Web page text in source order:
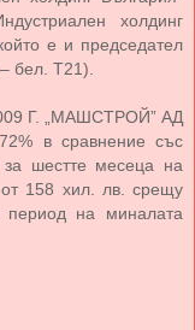
холдинг
е и председател
бел. Т21).
Г. „МАШСТРОЙ” АД
в сравнение със
шестте месеца на
от 158 хил. лв. срещу
на миналата